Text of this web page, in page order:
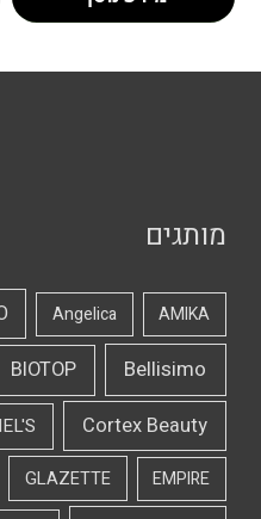
מותגים
AMIKA
Angelica
Bellisimo
BIOTOP
Cortex Beauty
EMPIRE
GLAZETTE